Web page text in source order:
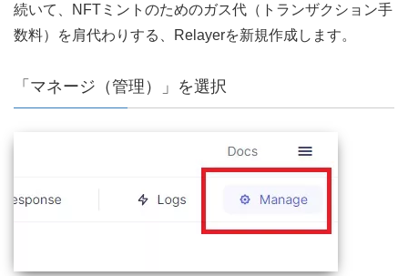
続いて、NFTミントのためのガス代（トランザクション手
数料）を肩代わりする、Relayerを新規作成します。
「マネージ（管理）」を選択